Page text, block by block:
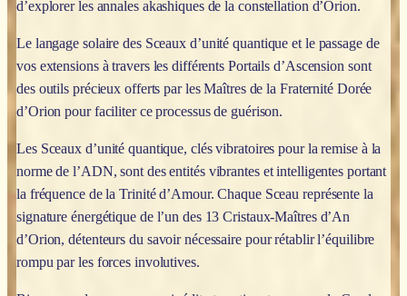
d’explorer les annales akashiques de la constellation d’Orion.
Le langage solaire des Sceaux d’unité quantique et le passage de
vos extensions à travers les différents Portails d’Ascension sont
des outils précieux offerts par les Maîtres de la Fraternité Dorée
d’Orion pour faciliter ce processus de guérison.
Les Sceaux d’unité quantique, clés vibratoires pour la remise à la
norme de l’ADN, sont des entités vibrantes et intelligentes portant
la fréquence de la Trinité d’Amour. Chaque Sceau représente la
signature énergétique de l’un des 13 Cristaux-Maîtres d’An
d’Orion, détenteurs du savoir nécessaire pour rétablir l’équilibre
rompu par les forces involutives.